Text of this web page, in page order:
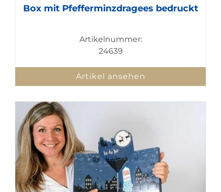
Box mit Pfefferminzdragees bedruckt
Artikelnummer:
24639
Artikel ansehen